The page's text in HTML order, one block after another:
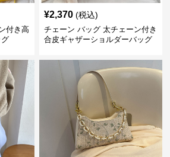
付き高
¥2,370 (税込)
チェーン バッグ 太チェーン付き
合皮ギャザーショルダーバッグ